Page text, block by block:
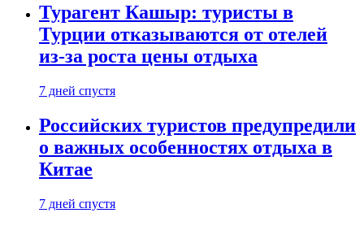
Турагент Кашыр: туристы в
Турции отказываются от отелей
из-за роста цены отдыха
7 дней спустя
Российских туристов предупредили
о важных особенностях отдыха в
Китае
7 дней спустя